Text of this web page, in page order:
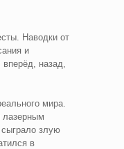
Наводки от
и
назад,
мира.
лазерным
злую
в